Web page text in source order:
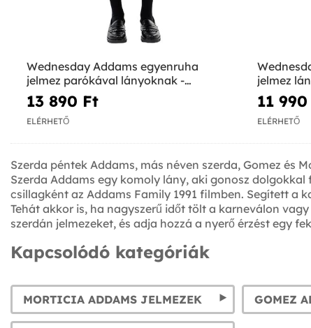
Wednesday Addams egyenruha
jelmez parókával lányoknak -
Hivatalos Netflix
13 890 Ft‎
ELÉRHETŐ
jelmez
11
ELÉRHETŐ
Szerda péntek Addams, más néven szerda, Gomez és
Szerda Addams egy komoly lány, aki gonosz
csillagként az Addams Family 1991 filmben. Segített a
Tehát akkor is, ha nagyszerű időt tölt a karneválon
szerdán jelmezeket, és adja hozzá a nyerő érzést egy
Kapcsolódó kategóriák
MORTICIA ADDAMS JELMEZEK GOMEZ